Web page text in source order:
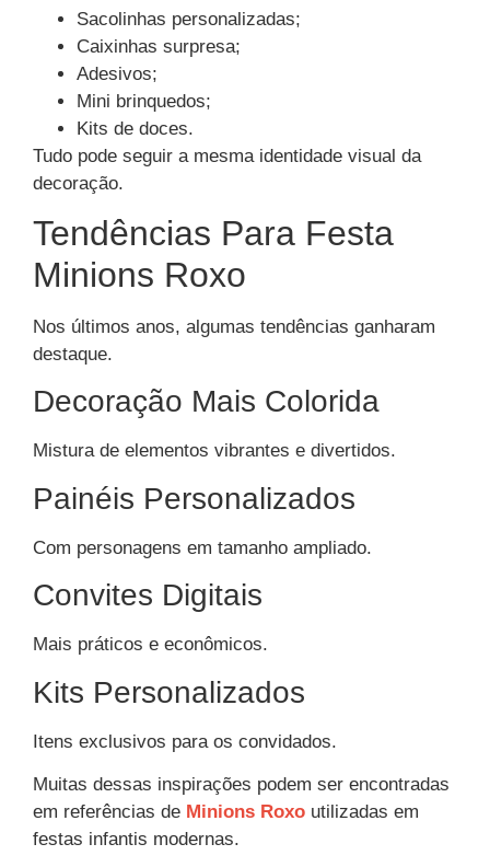
Sacolinhas personalizadas;
Caixinhas surpresa;
Adesivos;
Mini brinquedos;
Kits de doces.
Tudo pode seguir a mesma identidade visual da
decoração.
Tendências Para Festa
Minions Roxo
Nos últimos anos, algumas tendências ganharam
destaque.
Decoração Mais Colorida
Mistura de elementos vibrantes e divertidos.
Painéis Personalizados
Com personagens em tamanho ampliado.
Convites Digitais
Mais práticos e econômicos.
Kits Personalizados
Itens exclusivos para os convidados.
Muitas dessas inspirações podem ser encontradas
em referências de Minions Roxo utilizadas em
festas infantis modernas.